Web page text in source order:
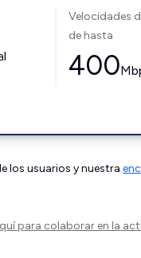
Velocidades
de hasta
400
los usuarios y nuestra
para colaborar en la